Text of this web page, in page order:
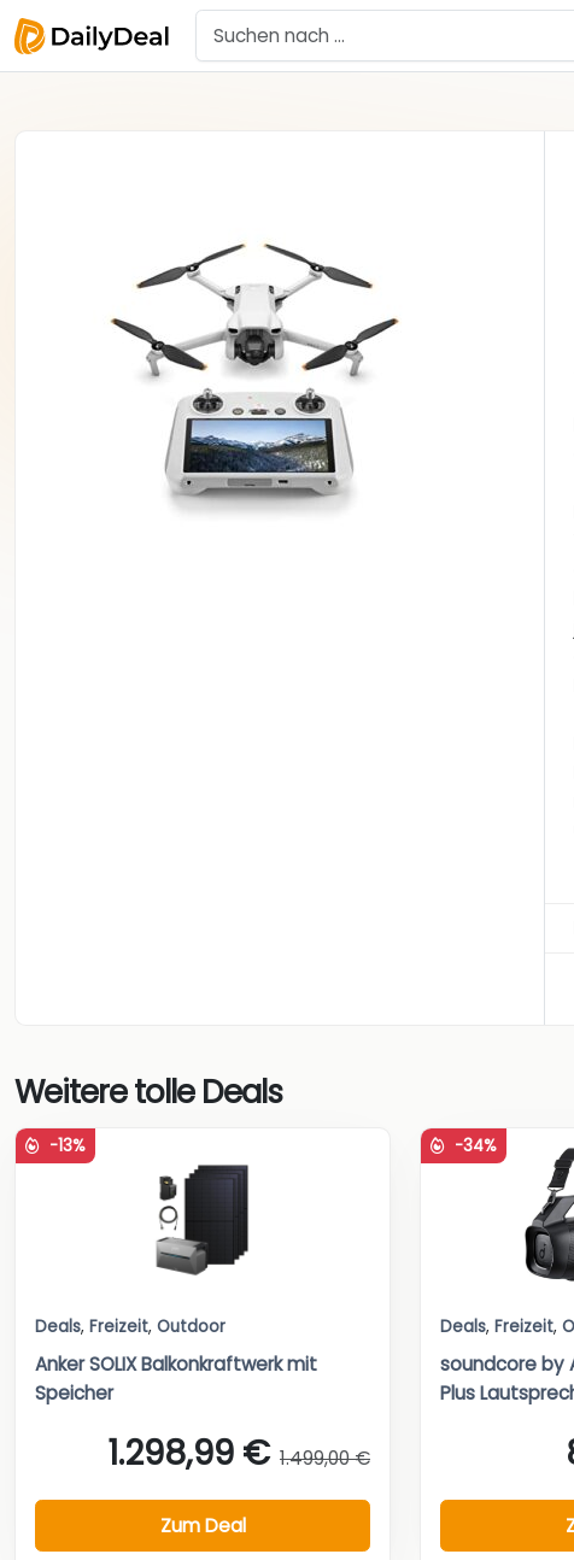
Weitere tolle Deals
-13%
Deals, Freizeit, Outdoor
Anker SOLIX Balkonkraftwerk mit
Speicher
1.298,99 € 1.499,00 €
Zum Deal
-34%
Deals, Freizeit,
soundcore by
Plus